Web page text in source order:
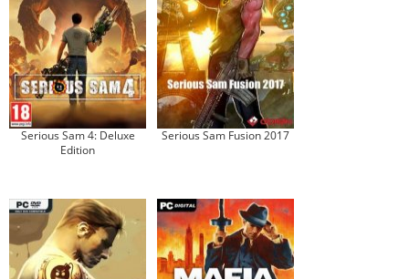
Serious Sam 4: Deluxe
Edition
Serious Sam Fusion 2017